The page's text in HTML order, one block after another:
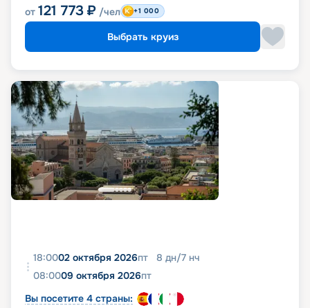
от 121 773 ₽ /чел +1 000
Выбрать круиз
18:0002 октября 2026пт 8 дн/7 нч
08:0009 октября 2026пт
Вы посетите 4 страны: